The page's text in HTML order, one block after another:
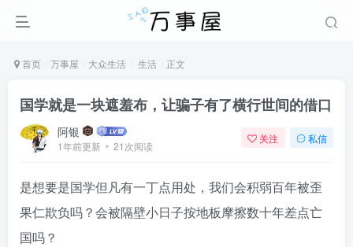
首页 万事屋 大众生活 生活 正文
国学就是一块遮羞布，让骗子有了横行世间的借口
阿银
1年前更新 21次阅读
关注 私信
是想要是国学但凡有一丁点用处，我们会积弱百年被歪
果仁欺负吗？会被隔壁小日子按地板摩擦数十年差点亡
国吗？